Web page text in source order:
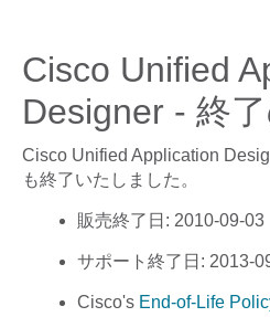
Cisco Unified
Designer - 終
Cisco Unified Application
も終了いたしました。
販売終了日 : 2010-09-03
サポート終了日 : 2013-
Cisco's End-of-Life